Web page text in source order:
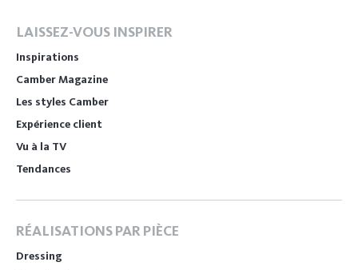
LAISSEZ-VOUS INSPIRER
Inspirations
Camber Magazine
Les styles Camber
Expérience client
Vu à la TV
Tendances
RÉALISATIONS PAR PIÈCE
Dressing